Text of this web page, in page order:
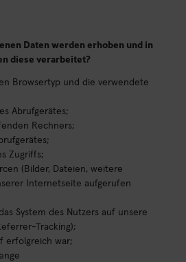
Daten werden erhoben und in
diese verarbeitet?
Browsertyp und die verwendete
Abrufgerätes;
Rechners;
Zugriffs;
(Bilder, Dateien, weitere
Internetseite aufgerufen
System des Nutzers auf unsere
Tracking);
erfolgreich war;